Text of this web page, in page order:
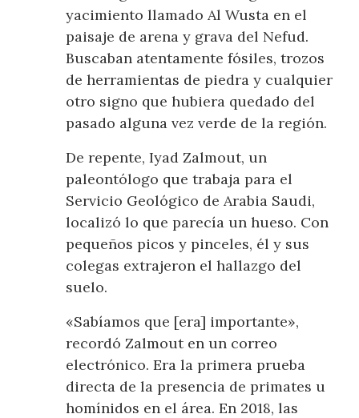
yacimiento llamado Al Wusta en el
paisaje de arena y grava del Nefud.
Buscaban atentamente fósiles, trozos
de herramientas de piedra y cualquier
otro signo que hubiera quedado del
pasado alguna vez verde de la región.
De repente, Iyad Zalmout, un
paleontólogo que trabaja para el
Servicio Geológico de Arabia Saudi,
localizó lo que parecía un hueso. Con
pequeños picos y pinceles, él y sus
colegas extrajeron el hallazgo del
suelo.
«Sabíamos que [era] importante»,
recordó Zalmout en un correo
electrónico. Era la primera prueba
directa de la presencia de primates u
homínidos en el área. En 2018, las